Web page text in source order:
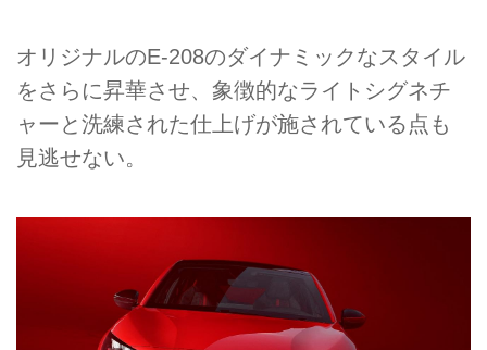
オリジナルのE-208のダイナミックなスタイル
をさらに昇華させ、象徴的なライトシグネチ
ャーと洗練された仕上げが施されている点も
見逃せない。